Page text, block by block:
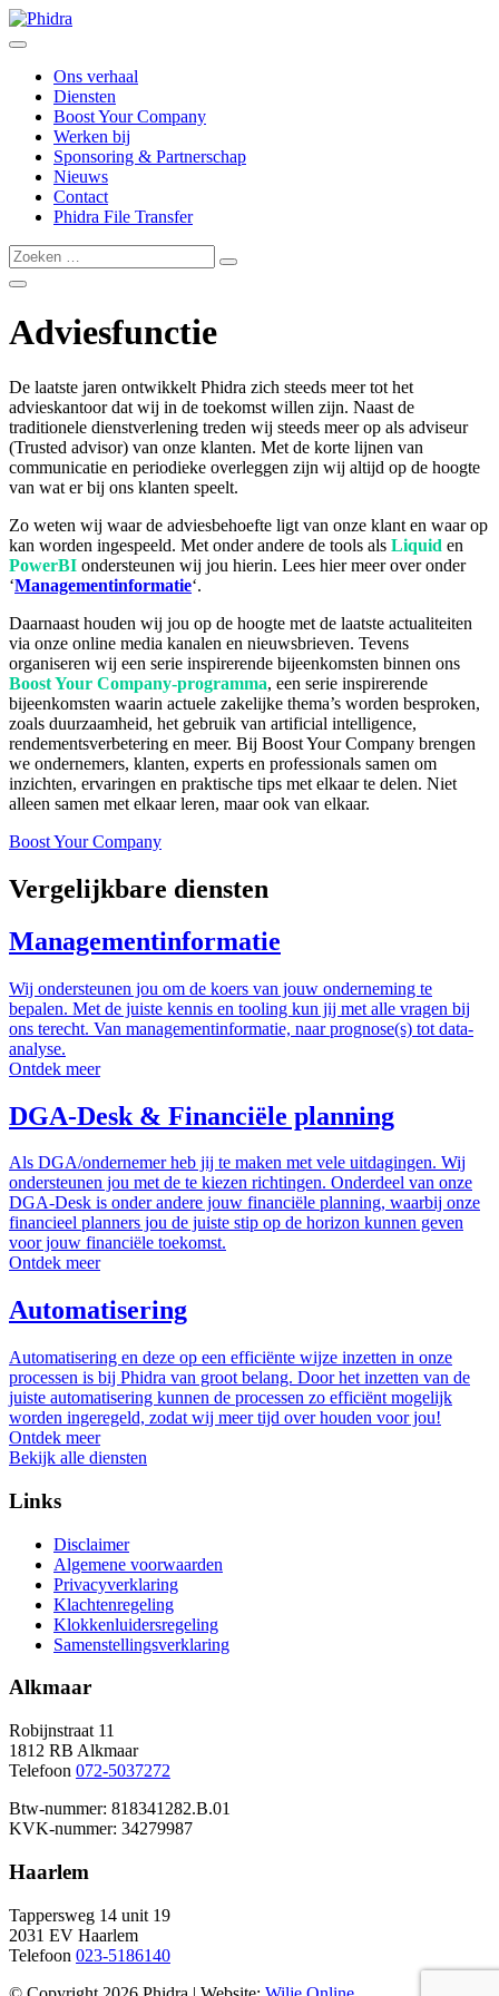
Ons verhaal
Diensten
Boost Your Company
Werken bij
Sponsoring & Partnerschap
Nieuws
Contact
Phidra File Transfer
Adviesfunctie
De laatste jaren ontwikkelt Phidra zich steeds meer tot het
advieskantoor dat wij in de toekomst willen zijn. Naast de
traditionele dienstverlening treden wij steeds meer op als adviseur
(Trusted advisor) van onze klanten. Met de korte lijnen van
communicatie en periodieke overleggen zijn wij altijd op de hoogte
van wat er bij ons klanten speelt.
Zo weten wij waar de adviesbehoefte ligt van onze klant en waar op
kan worden ingespeeld. Met onder andere de tools als Liquid en
PowerBI ondersteunen wij jou hierin. Lees hier meer over onder
‘Managementinformatie‘.
Daarnaast houden wij jou op de hoogte met de laatste actualiteiten
via onze online media kanalen en nieuwsbrieven. Tevens
organiseren wij een serie inspirerende bijeenkomsten binnen ons
Boost Your Company-programma, een serie inspirerende
bijeenkomsten waarin actuele zakelijke thema’s worden besproken,
zoals duurzaamheid, het gebruik van artificial intelligence,
rendementsverbetering en meer. Bij BoostYourCompany brengen
we ondernemers, klanten, experts en professionals samen om
inzichten, ervaringen en praktische tips met elkaar te delen. Niet
alleen samen met elkaar leren, maar ook van elkaar.
Boost Your Company
Vergelijkbare diensten
Managementinformatie
Wij ondersteunen jou om de koers van jouw onderneming te
bepalen. Met de juiste kennis en tooling kun jij met alle vragen bij
ons terecht. Van managementinformatie, naar prognose(s) tot data-
analyse.
Ontdek meer
DGA-Desk & Financiële planning
Als DGA/ondernemer heb jij te maken met vele uitdagingen. Wij
ondersteunen jou met de te kiezen richtingen. Onderdeel van onze
DGA-Desk is onder andere jouw financiële planning, waarbij onze
financieel planners jou de juiste stip op de horizon kunnen geven
voor jouw financiële toekomst.
Ontdek meer
Automatisering
Automatisering en deze op een efficiënte wijze inzetten in onze
processen is bij Phidra van groot belang. Door het inzetten van de
juiste automatisering kunnen de processen zo efficiënt mogelijk
worden ingeregeld, zodat wij meer tijd over houden voor jou!
Ontdek meer
Bekijk alle diensten
Links
Disclaimer
Algemene voorwaarden
Privacyverklaring
Klachtenregeling
Klokkenluidersregeling
Samenstellingsverklaring
Alkmaar
Robijnstraat 11
1812 RB Alkmaar
Telefoon 072-5037272
Btw-nummer: 818341282.B.01
KVK-nummer: 34279987
Haarlem
Tappersweg 14 unit 19
2031 EV Haarlem
Telefoon 023-5186140